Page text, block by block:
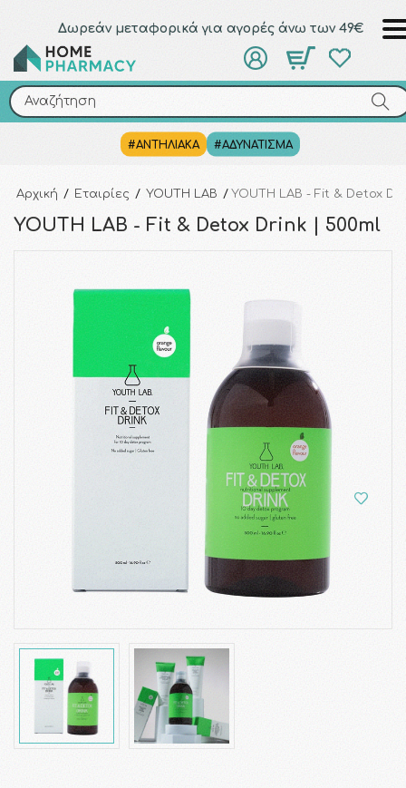
Δωρεάν μεταφορικά για αγορές άνω των 49€
Αναζήτηση
#ΑΝΤΗΛΙΑΚΑ #ΑΔΥΝΑΤΙΣΜΑ
Αναζήτηση
Αρχική / Εταιρίες / YOUTH LAB / YOUTH LAB - Fit & Detox
YOUTH LAB - Fit & Detox Drink | 500ml